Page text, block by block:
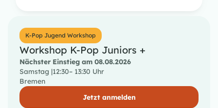
K-Pop Jugend Workshop
Workshop K-Pop Juniors +
Nächster Einstieg am 08.08.2026
Samstag |12:30– 13:30 Uhr
Bremen
Jetzt anmelden